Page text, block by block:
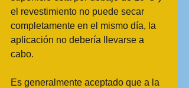
el revestimiento no puede secar
completamente en el mismo día, la
aplicación no debería llevarse a
cabo.
Es generalmente aceptado que a la